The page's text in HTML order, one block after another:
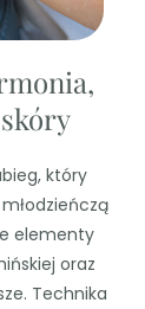
który
elementy
oraz
Technika